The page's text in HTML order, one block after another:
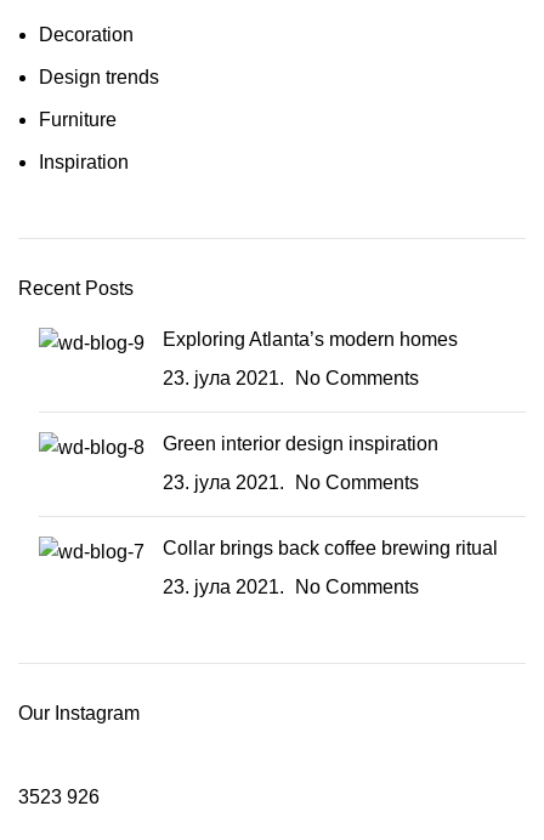
Decoration
Design trends
Furniture
Inspiration
Recent Posts
Exploring Atlanta’s modern homes
23. јула 2021.
No Comments
Green interior design inspiration
23. јула 2021.
No Comments
Collar brings back coffee brewing ritual
23. јула 2021.
No Comments
Our Instagram
3523 926